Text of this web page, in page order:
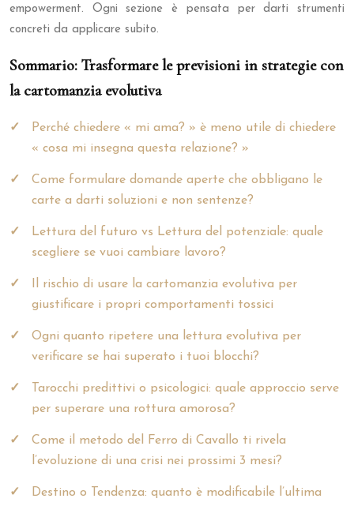
empowerment. Ogni sezione è pensata per darti strumenti
concreti da applicare subito.
Sommario: Trasformare le previsioni in strategie con
la cartomanzia evolutiva
Perché chiedere « mi ama? » è meno utile di chiedere
« cosa mi insegna questa relazione? »
Come formulare domande aperte che obbligano le
carte a darti soluzioni e non sentenze?
Lettura del futuro vs Lettura del potenziale: quale
scegliere se vuoi cambiare lavoro?
Il rischio di usare la cartomanzia evolutiva per
giustificare i propri comportamenti tossici
Ogni quanto ripetere una lettura evolutiva per
verificare se hai superato i tuoi blocchi?
Tarocchi predittivi o psicologici: quale approccio serve
per superare una rottura amorosa?
Come il metodo del Ferro di Cavallo ti rivela
l’evoluzione di una crisi nei prossimi 3 mesi?
Destino o Tendenza: quanto è modificabile l’ultima